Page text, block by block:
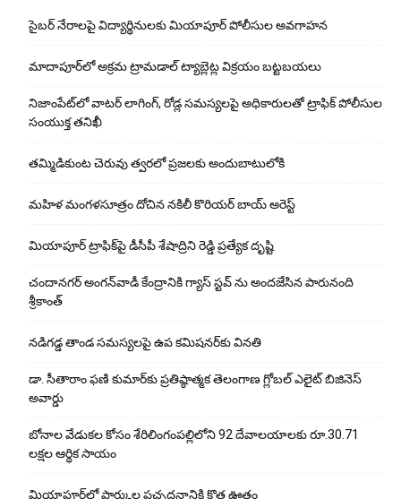
సైబర్ నేరాలపై విద్యార్థినులకు మియాపూర్ పోలీసుల అవగాహన
మాదాపూర్‌లో అక్రమ ట్రామడాల్ ట్యాబ్లెట్ల విక్రయం బట్టబయలు
నిజాంపేట్‌లో వాటర్ లాగింగ్, రోడ్ల సమస్యలపై అధికారులతో ట్రాఫిక్ పోలీసుల
సంయుక్త తనిఖీ
తమ్మిడికుంట చెరువు త్వరలో ప్రజలకు అందుబాటులోకి
మహిళ మంగళసూత్రం దోచిన నకిలీ కొరియర్ బాయ్ అరెస్ట్
మియాపూర్ ట్రాఫిక్‌పై డీసీపీ శేషాద్రిని రెడ్డి ప్రత్యేక దృష్టి
చందానగర్ అంగన్‌వాడీ కేంద్రానికి గ్యాస్ స్టవ్ ను అందజేసిన పారునంది
శ్రీకాంత్
నడిగడ్డ తాండ సమస్యలపై ఉప కమిషనర్‌కు వినతి
డా. సీతారాం ఫణి కుమార్‌కు ప్రతిష్ఠాత్మక తెలంగాణ గ్లోబల్ ఎలైట్ బిజినెస్
అవార్డు
బోనాల వేడుకల కోసం శేరిలింగంపల్లిలోని 92 దేవాలయాలకు రూ.30.71
లక్షల ఆర్థిక సాయం
మియాపూర్‌లో పార్కుల పచ్చదనానికి కొత్త ఊతం